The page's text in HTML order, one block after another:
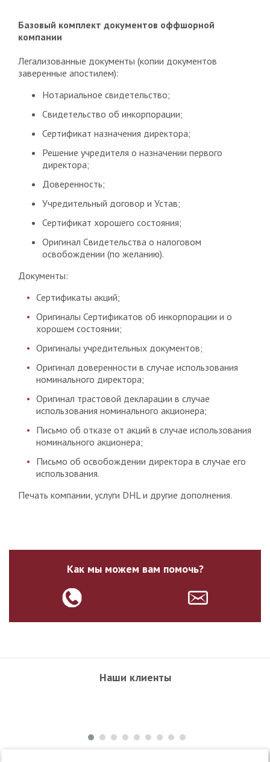
Базовый комплект документов оффшорной
компании
Легализованные документы (копии документов
заверенные апостилем):
Нотариальное свидетельство;
Свидетельство об инкорпорации;
Сертификат назначения директора;
Решение учредителя о назначении первого
директора;
Доверенность;
Учредительный договор и Устав;
Сертификат хорошего состояния;
Оригинал Свидетельства о налоговом
освобождении (по желанию).
Документы:
Сертификаты акций;
Оригиналы Сертификатов об инкорпорации и о
хорошем состоянии;
Оригиналы учредительных документов;
Оригинал доверенности в случае использования
номинального директора;
Оригинал трастовой декларации в случае
использования номинального акционера;
Письмо об отказе от акций в случае использования
номинального акционера;
Письмо об освобождении директора в случае его
использования.
Печать компании, услуги DHL и другие дополнения.
Как мы можем вам помочь?
Наши клиенты